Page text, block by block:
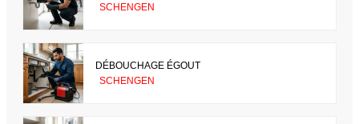
SCHENGEN
DÉBOUCHAGE ÉGOUT
SCHENGEN